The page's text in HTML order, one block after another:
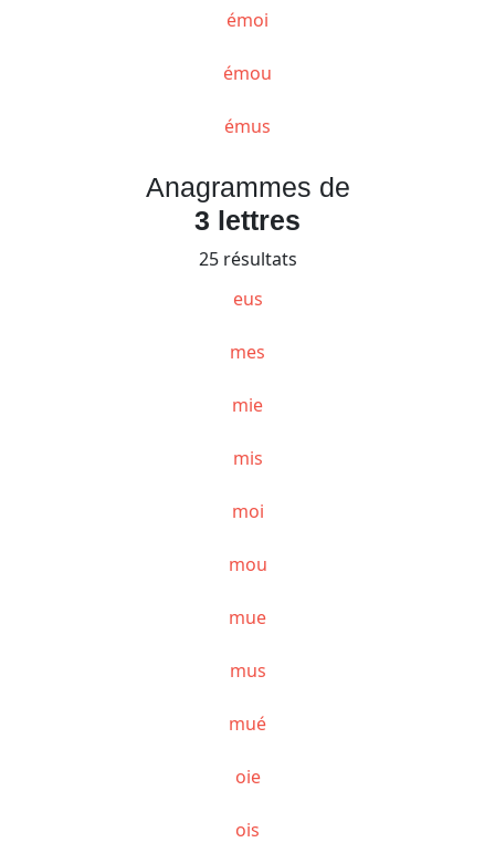
émoi
émou
émus
Anagrammes de
3 lettres
25 résultats
eus
mes
mie
mis
moi
mou
mue
mus
mué
oie
ois